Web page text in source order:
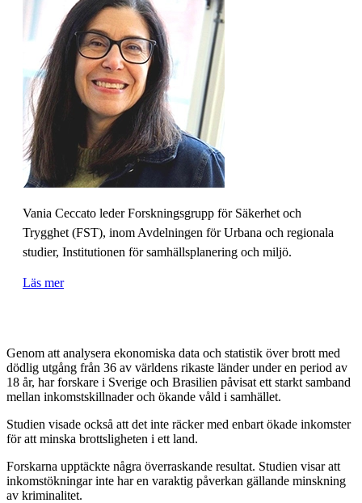
Vania Ceccato leder Forskningsgrupp för Säkerhet och
Trygghet (FST), inom Avdelningen för Urbana och regionala
studier, Institutionen för samhällsplanering och miljö.
Läs mer
Genom att analysera ekonomiska data och statistik över brott med
dödlig utgång från 36 av världens rikaste länder under en period av
18 år, har forskare i Sverige och Brasilien påvisat ett starkt samband
mellan inkomstskillnader och ökande våld i samhället.
Studien visade också att det inte räcker med enbart ökade inkomster
för att minska brottsligheten i ett land.
Forskarna upptäckte några överraskande resultat. Studien visar att
inkomstökningar inte har en varaktig påverkan gällande minskning
av kriminalitet.